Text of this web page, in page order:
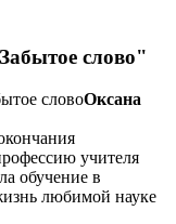
слово"
Оксана
учителя
обучение в
любимой науке